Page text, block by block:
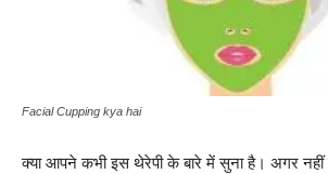
Facial Cupping kya hai
क्या आपने कभी इस थेरेपी के बारे में सुना है। अगर नहीं